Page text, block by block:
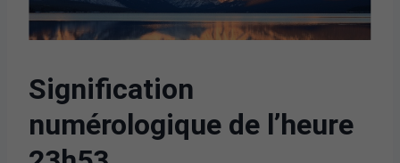
Signification
numérologique de l’heure